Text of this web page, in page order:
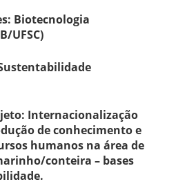
Biotecnologia
UFSC)
Internacionalização
de conhecimento e
humanos na área de
conteira – bases